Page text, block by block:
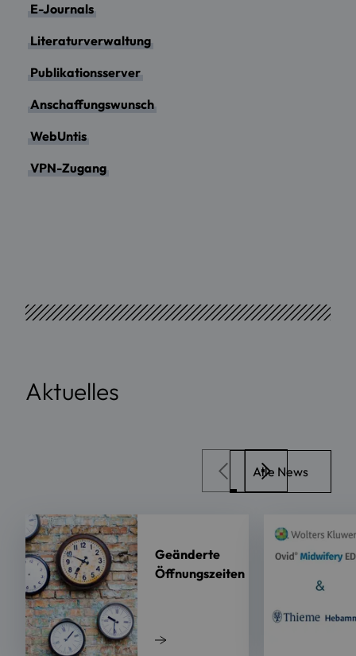
E-Journals
Literaturverwaltung
Publikationsserver
Anschaffungswunsch
WebUntis
VPN-Zugang
Aktuelles
Alle News
Geänderte
Öffnungszeiten